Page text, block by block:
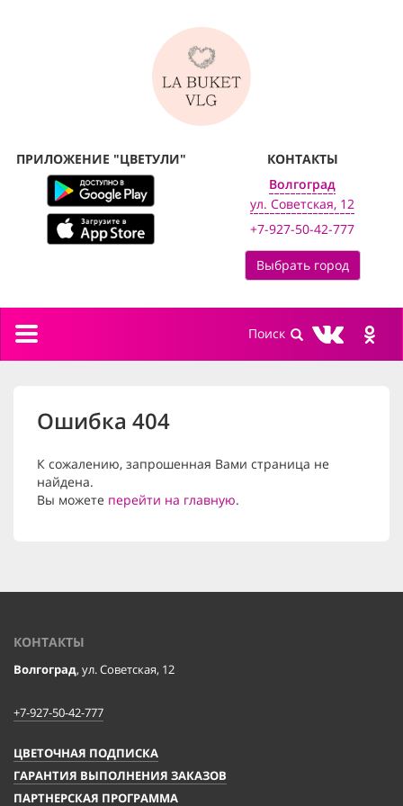
ПРИЛОЖЕНИЕ "ЦВЕТУЛИ"
КОНТАКТЫ
Волгоград
ул. Советская, 12
+7-927-50-42-777
Выбрать город
Toggle
Ошибка 404
К сожалению, запрошенная Вами страница не
найдена.
Вы можете перейти на главную.
КОНТАКТЫ
Волгоград, ул. Советская, 12
+7-927-50-42-777
ЦВЕТОЧНАЯ ПОДПИСКА
ГАРАНТИЯ ВЫПОЛНЕНИЯ ЗАКАЗОВ
ПАРТНЕРСКАЯ ПРОГРАММА